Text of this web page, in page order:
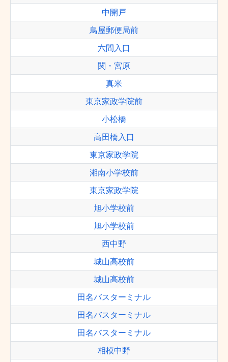
中開戸
鳥屋郵便局前
六間入口
関・宮原
真米
東京家政学院前
小松橋
高田橋入口
東京家政学院
湘南小学校前
東京家政学院
旭小学校前
旭小学校前
西中野
城山高校前
城山高校前
田名バスターミナル
田名バスターミナル
田名バスターミナル
相模中野